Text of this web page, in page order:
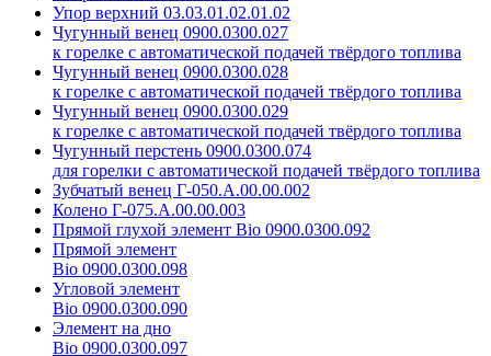
Упор верхний 03.03.01.02.01.02
Чугунный венец 0900.0300.027
к горелке с автоматической подачей твёрдого топлива
Чугунный венец 0900.0300.028
к горелке с автоматической подачей твёрдого топлива
Чугунный венец 0900.0300.029
к горелке с автоматической подачей твёрдого топлива
Чугунный перстень 0900.0300.074
для горелки с автоматической подачей твёрдого топлива
Зубчатый венец Г-050.А.00.00.002
Колено Г-075.А.00.00.003
Прямой глухой элемент Bio 0900.0300.092
Прямой элемент
Bio 0900.0300.098
Угловой элемент
Bio 0900.0300.090
Элемент на дно
Bio 0900.0300.097